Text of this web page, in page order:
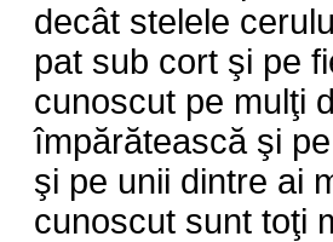
decât stelele
pat sub cort şi pe
cunoscut pe mulţi
împărătească şi
şi pe unii dintre ai
cunoscut sunt toţi